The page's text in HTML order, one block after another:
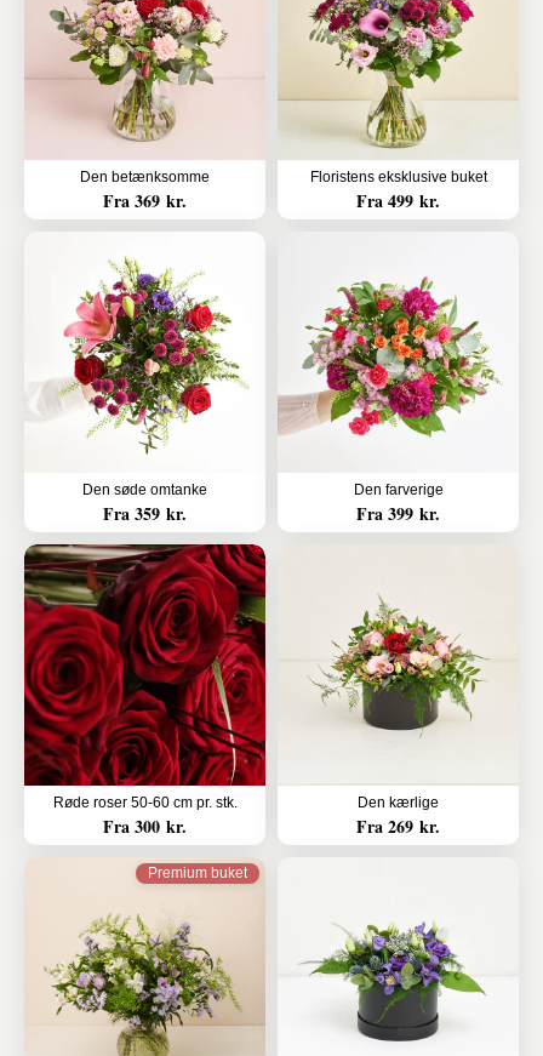
Den betænksomme
Fra 369 kr.
Floristens eksklusive buket
Fra 499 kr.
Den søde omtanke
Fra 359 kr.
Den farverige
Fra 399 kr.
Røde roser 50-60 cm pr. stk.
Fra 300 kr.
Den kærlige
Fra 269 kr.
Premium buket